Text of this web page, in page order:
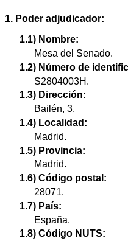
1. Poder adjudicador:
1.1) Nombre:
Mesa del Senado.
1.2) Número de
S2804003H.
1.3) Dirección:
Bailén, 3.
1.4) Localidad:
Madrid.
1.5) Provincia:
Madrid.
1.6) Código postal:
28071.
1.7) País:
España.
1.8) Código NUTS: